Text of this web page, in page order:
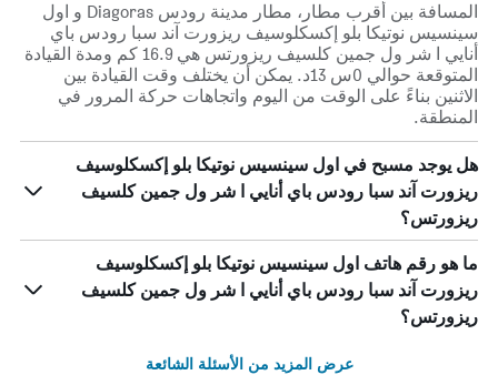
المسافة بين أقرب مطار، مطار مدينة رودس Diagoras و اول
سينسيس نوتيكا بلو إكسكلوسيف ريزورت آند سبا رودس باي
أنايي ا شر ول جمين كلسيف ريزورتس هي 16.9 كم ومدة القيادة
المتوقعة حوالي 0س 13د. يمكن أن يختلف وقت القيادة بين
الاثنين بناءً على الوقت من اليوم واتجاهات حركة المرور في
المنطقة.
هل يوجد مسبح في اول سينسيس نوتيكا بلو إكسكلوسيف
ريزورت آند سبا رودس باي أنايي ا شر ول جمين كلسيف
ريزورتس؟
ما هو رقم هاتف اول سينسيس نوتيكا بلو إكسكلوسيف
ريزورت آند سبا رودس باي أنايي ا شر ول جمين كلسيف
ريزورتس؟
عرض المزيد من الأسئلة الشائعة